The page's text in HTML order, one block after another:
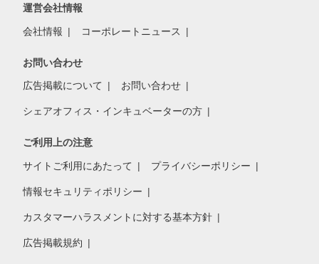
運営会社情報
会社情報 コーポレートニュース
お問い合わせ
広告掲載について お問い合わせ
シェアオフィス・インキュベーターの方
ご利用上の注意
サイトご利用にあたって プライバシーポリシー
情報セキュリティポリシー
カスタマーハラスメントに対する基本方針
広告掲載規約